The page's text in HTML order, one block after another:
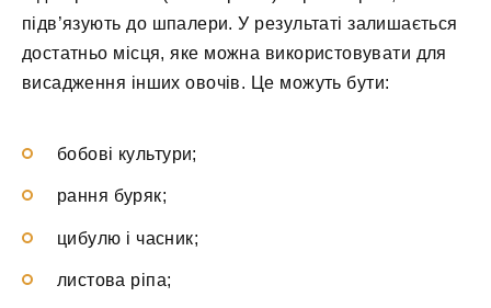
підв’язують до шпалери. У результаті залишається
достатньо місця, яке можна використовувати для
висадження інших овочів. Це можуть бути:
бобові культури;
рання буряк;
цибулю і часник;
листова ріпа;